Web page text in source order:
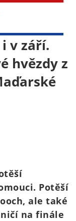
v září.
hvězdy z
Potěší
ale také
na finále